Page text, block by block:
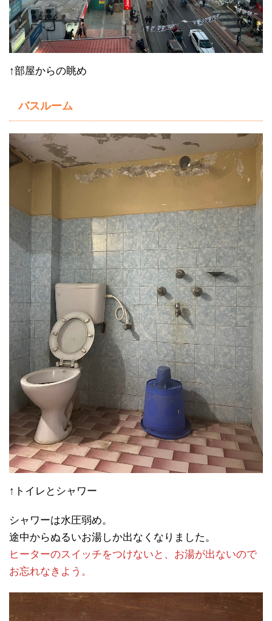
↑部屋からの眺め
バスルーム
↑トイレとシャワー
シャワーは水圧弱め。
途中からぬるいお湯しか出なくなりました。
ヒーターのスイッチをつけないと、お湯が出ないので
お忘れなきよう。